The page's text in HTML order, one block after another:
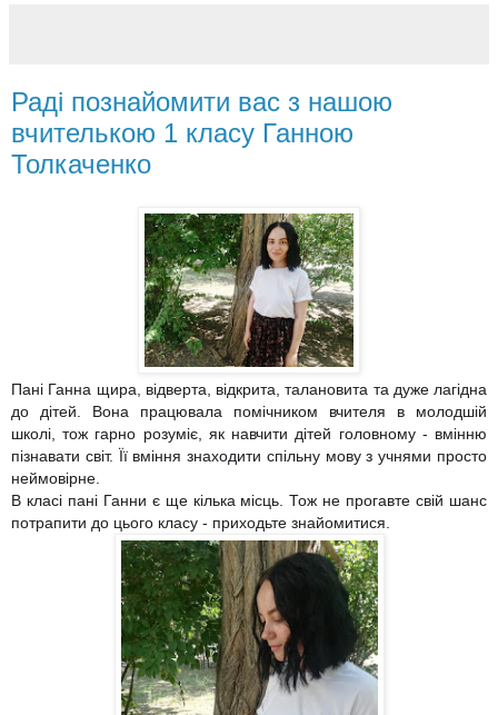
Раді познайомити вас з нашою
вчителькою 1 класу Ганною
Толкаченко
Пані Ганна щира, відверта, відкрита, талановита та дуже лагідна
до дітей. Вона працювала помічником вчителя в молодшій
школі, тож гарно розуміє, як навчити дітей головному - вмінню
пізнавати світ. Її вміння знаходити спільну мову з учнями просто
неймовірне.
В класі пані Ганни є ще кілька місць. Тож не прогавте свій шанс
потрапити до цього класу - приходьте знайомитися.